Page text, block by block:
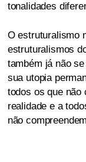
tonalidades
O estruturalismo
estruturalismos
também já não
sua utopia
todos os que não
realidade e a
não